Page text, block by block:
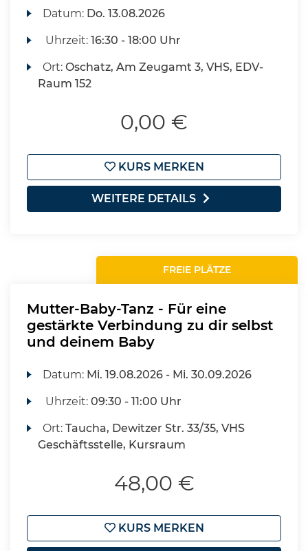
Datum: Do. 13.08.2026
Uhrzeit:16:30 - 18:00 Uhr
Ort:Oschatz, Am Zeugamt 3, VHS, EDV-
Raum 152
0,00 €
KURS MERKEN
WEITERE DETAILS
FREIE PLÄTZE
Mutter-Baby-Tanz - Für eine
gestärkte Verbindung zu dir selbst
und deinem Baby
Datum: Mi. 19.08.2026 - Mi. 30.09.2026
Uhrzeit:09:30 - 11:00 Uhr
Ort:Taucha, Dewitzer Str. 33/35, VHS
Geschäftsstelle, Kursraum
48,00 €
KURS MERKEN